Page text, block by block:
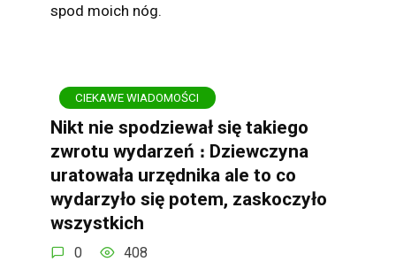
spod moich nóg.
CIEKAWE WIADOMOŚCI
Nikt nie spodziewał się takiego
zwrotu wydarzeń ։ Dziewczyna
uratowała urzędnika ale to co
wydarzyło się potem, zaskoczyło
wszystkich
0 408